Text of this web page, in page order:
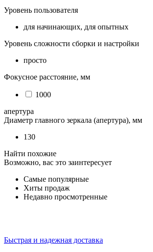
Уровень пользователя
для начинающих, для опытных
Уровень сложности сборки и настройки
просто
Фокусное расстояние, мм
1000
апертура
Диаметр главного зеркала (апертура), мм
130
Найти похожие
Возможно, вас это заинтересует
Самые популярные
Хиты продаж
Недавно просмотренные
Быстрая и надежная доставка